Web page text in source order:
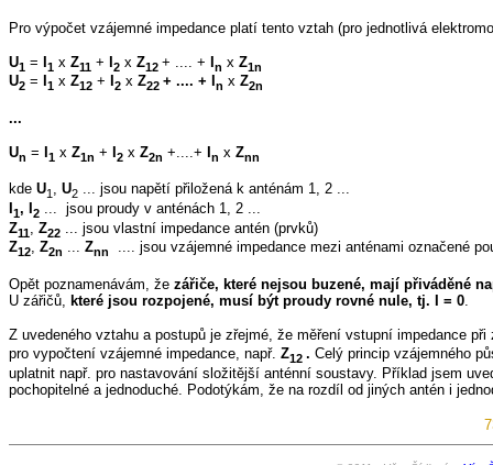
Pro výpočet vzájemné impedance platí tento vztah (pro jednotlivá
U1 = I1 x Z11 + I2 x Z12 + .... + In x Z1n
U2 = 1 x Z12 + 2 x Z22 + .... + I n x Z2n
...
Un = 1 x Z1n + 2 x Z2n +....+ n x Znn
kde U1 , U2 ... jsou napětí přiložená k anténám 1, 2 ...
1, I 2
... jsou proudy v anténách 1, 2 ...
Z11 Z22
... jsou vlastní impedance antén (prvků)
Z12, Z2n ... Znn .... jsou vzájemné impedance mezi anténami označené
Opět poznamenávám, že zářiče, které nejsou buzené, mají přiváděné
U zářičů,
které jsou rozpojené, musí být proudy rovné nule, tj. I = 0
Z uvedeného vztahu a postupů je zřejmé, že měření vstupní impedance
pro vypočtení vzájemné impedance, např. Z12 . Celý princip vzájemného
uplatnit např. pro nastavování složitější anténní soustavy. Příklad jsem
pochopitelné a jednoduché. Podotýkám, že na rozdíl od jiných antén i